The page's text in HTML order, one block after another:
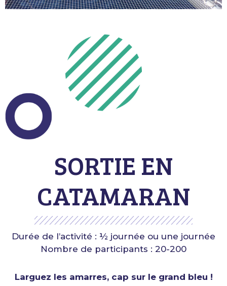
SORTIE EN
CATAMARAN
Durée de l’activité : ½ journée ou une journée
Nombre de participants : 20-200
Larguez les amarres, cap sur le grand bleu !